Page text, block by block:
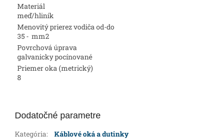
Materiál
meď/hliník
Menovitý prierez vodiča od-do
35 - mm2
Povrchová úprava
galvanicky pocínované
Priemer oka (metrický)
8
Dodatočné parametre
Kategória:
Káblové oká a dutinky